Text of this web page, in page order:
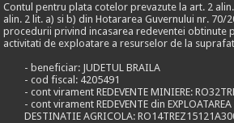
Contul pentru plata cotelor prevazute la art. 2
alin. 2 lit. a) si b) din Hotararea Guvernului nr. 70/
procedurii privind incasarea redeventei obtinute
activitati de exploatare a resurselor de la
- beneficiar: JUDETUL BRAILA
- cod fiscal: 4205491
- cont virament REDEVENTE MINIERE:
- cont virament REDEVENTE din EXPLOATAREA
DESTINATIE AGRICOLA: